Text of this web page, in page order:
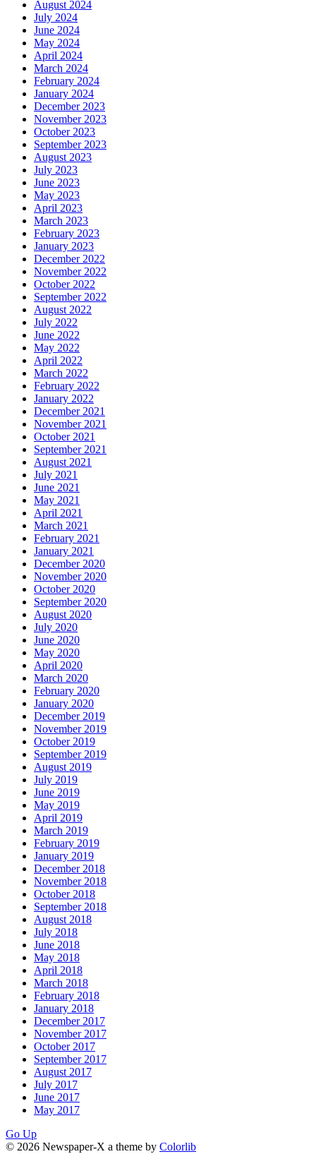
August 2024
July 2024
June 2024
May 2024
April 2024
March 2024
February 2024
January 2024
December 2023
November 2023
October 2023
September 2023
August 2023
July 2023
June 2023
May 2023
April 2023
March 2023
February 2023
January 2023
December 2022
November 2022
October 2022
September 2022
August 2022
July 2022
June 2022
May 2022
April 2022
March 2022
February 2022
January 2022
December 2021
November 2021
October 2021
September 2021
August 2021
July 2021
June 2021
May 2021
April 2021
March 2021
February 2021
January 2021
December 2020
November 2020
October 2020
September 2020
August 2020
July 2020
June 2020
May 2020
April 2020
March 2020
February 2020
January 2020
December 2019
November 2019
October 2019
September 2019
August 2019
July 2019
June 2019
May 2019
April 2019
March 2019
February 2019
January 2019
December 2018
November 2018
October 2018
September 2018
August 2018
July 2018
June 2018
May 2018
April 2018
March 2018
February 2018
January 2018
December 2017
November 2017
October 2017
September 2017
August 2017
July 2017
June 2017
May 2017
Go Up
© 2026 Newspaper-X a theme by Colorlib